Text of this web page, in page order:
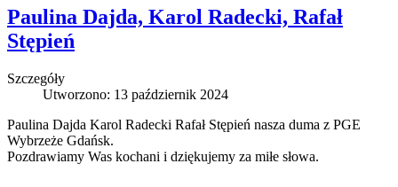
Paulina Dajda, Karol Radecki, Rafał
Stępień
Szczegóły
Utworzono: 13 październik 2024
Paulina Dajda Karol Radecki Rafał Stępień nasza duma z PGE
Wybrzeże Gdańsk.
Pozdrawiamy Was kochani i dziękujemy za miłe słowa.